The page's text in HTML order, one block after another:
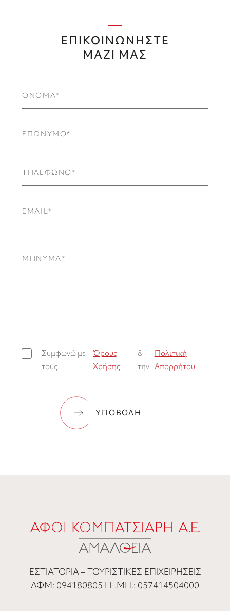
ΕΠΙΚΟΙΝΩΝΗΣΤΕ
ΜΑΖΙ ΜΑΣ
ΟΝΟΜΑ
ΕΠΩΝΥΜΟ
ΤΗΛΕΦΩΝΟ
EMAIL
ΜΗΝΥΜΑ
Συμφωνώ με
τους
Όρους
Χρήσης
&
την
Πολιτική
Απορρήτου
ΥΠΟΒΟΛΗ
ΕΣΤΙΑΤΟΡΙΑ – ΤΟΥΡΙΣΤΙΚΕΣ ΕΠΙΧΕΙΡΗΣΕΙΣ
ΑΦΜ: 094180805 ΓΕ.ΜΗ.: 057414504000